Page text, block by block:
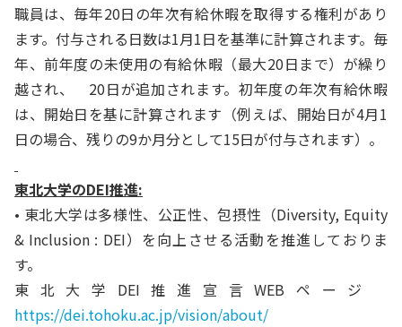
職員は、毎年20日の年次有給休暇を取得する権利があり
ます。付与される日数は1月1日を基準に計算されます。毎
年、前年度の未使用の有給休暇（最大20日まで）が繰り
越され、 20日が追加されます。初年度の年次有給休暇
は、開始日を基に計算されます（例えば、開始日が4月1
日の場合、残りの9か月分として15日が付与されます）。
東北大学のDEI推進:
• 東北大学は多様性、公正性、包摂性（Diversity, Equity
& Inclusion : DEI）を向上させる活動を推進しておりま
す。
東北大学DEI推進宣言WEBページ
https://dei.tohoku.ac.jp/vision/about/